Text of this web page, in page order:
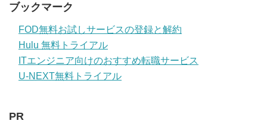
ブックマーク
FOD無料お試しサービスの登録と解約
Hulu 無料トライアル
ITエンジニア向けのおすすめ転職サービス
U-NEXT無料トライアル
PR